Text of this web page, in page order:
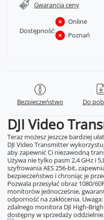
Gwarancja ceny
Dostępność:
Online
Poznań
Bezpieczeństwo Do
DJI Video
Teraz możesz jeszcze bardziej
DJI Video Transmitter
aby zapewnić Ci niezawodną
Używa nie tylko pasm 2,4 GHz i
szyfrowania AES 256-bit,
bezpieczeństwo i chroniąc je
Pozwala przesyłać obraz 1080/
monitorów jednocześnie,
odporność na zakłócenia.
zdalnego monitora DJI High-
dostępny w sprzedaży oddzielnie.